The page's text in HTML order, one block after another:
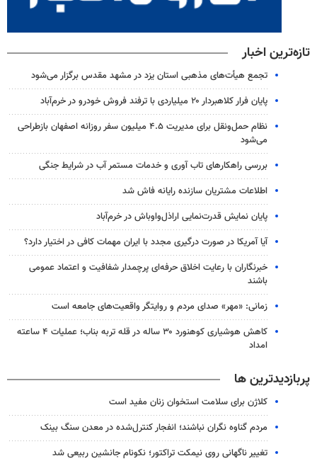
تازه‌ترین اخبار
تجمع هیأت‌های مذهبی استان یزد در مشهد مقدس برگزار می‌شود
پایان فرار کلاهبردار ۲۰ میلیاردی با ترفند فروش خودرو در خرم‌آباد
نظام حمل‌ونقل برای مدیریت ۴.۵ میلیون سفر روزانه اصفهان بازطراحی
می‌شود
بررسی راهکارهای تاب آوری و خدمات مستمر آب در شرایط جنگی
اطلاعات مشتریان سازنده رایانه فاش شد
پایان نمایش قدرت‌نمایی اراذل‌واوباش در خرم‌آباد
آیا آمریکا در صورت درگیری مجدد با ایران مهمات کافی در اختیار دارد؟
خبرنگاران با رعایت اخلاق حرفه‌ای پرچمدار شفافیت و اعتماد عمومی
باشند
زمانی: «مهر» صدای مردم و روایتگر واقعیت‌های جامعه است
کاهش هوشیاری کوهنورد ۳۰ ساله در قله تربه بناب؛ عملیات ۴ ساعته
امداد
پربازدیدترین ها
کلاژن برای سلامت استخوان زنان مفید است
مردم گناوه نگران نباشند؛ انفجار کنترل‌شده در معدن سنگ بینک
تغییر ناگهانی روی نیمکت تراکتور؛ نکونام جانشین ربیعی شد